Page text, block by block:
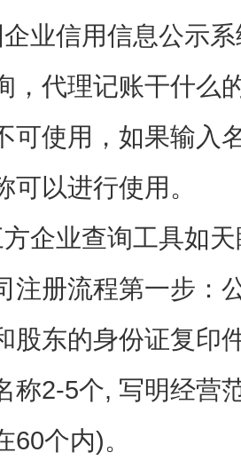
业信用信息公示
，代理记账干什么
可使用，如果输入
可以进行使用。
企业查询工具如
注册流程第一步：
股东的身份证复印
称2-5个, 写明经营
60个内)。